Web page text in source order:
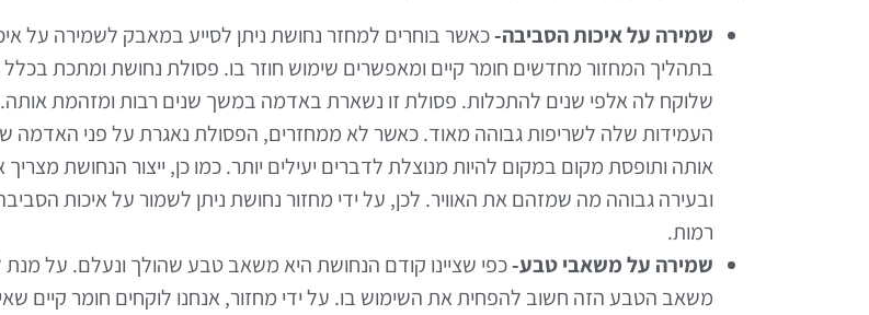
שמירה על איכות הסביבה-כאשר בוחרים למחזר נחושת ניתן לסייע במאבק לשמירה על
בתהליך המחזור מחדשים חומר קיים ומאפשרים שימוש חוזר בו. פסולת נחושת ומתכת
שלוקח לה אלפי שנים להתכלות. פסולת זו נשארת באדמה במשך שנים רבות ומזהמת
העמידות שלה לשריפות גבוהה מאוד. כאשר לא ממחזרים, הפסולת נאגרת על פני האדמה
אותה ותופסת מקום במקום להיות מנוצלת לדברים יעילים יותר. כמו כן, ייצור הנחושת מצריך
ובעירה גבוהה מה שמזהם את האוויר. לכן, על ידי מחזור נחושת ניתן לשמור על איכות
רמות.
שמירה על משאבי טבע-כפי שציינו קודם הנחושת היא משאב טבע שהולך ונעלם. על
משאב הטבע הזה חשוב להפחית את השימוש בו. על ידי מחזור, אנחנו לוקחים חומר קיים